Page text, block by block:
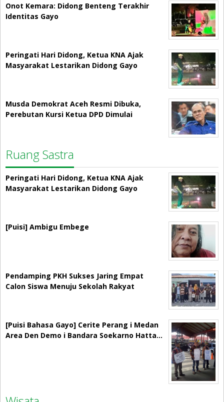
Onot Kemara: Didong Benteng Terakhir
Identitas Gayo
Peringati Hari Didong, Ketua KNA Ajak
Masyarakat Lestarikan Didong Gayo
Musda Demokrat Aceh Resmi Dibuka,
Perebutan Kursi Ketua DPD Dimulai
Ruang Sastra
Peringati Hari Didong, Ketua KNA Ajak
Masyarakat Lestarikan Didong Gayo
[Puisi] Ambigu Embege
Pendamping PKH Sukses Jaring Empat
Calon Siswa Menuju Sekolah Rakyat
[Puisi Bahasa Gayo] Cerite Perang i Medan
Area Den Demo i Bandara Soekarno Hatta…